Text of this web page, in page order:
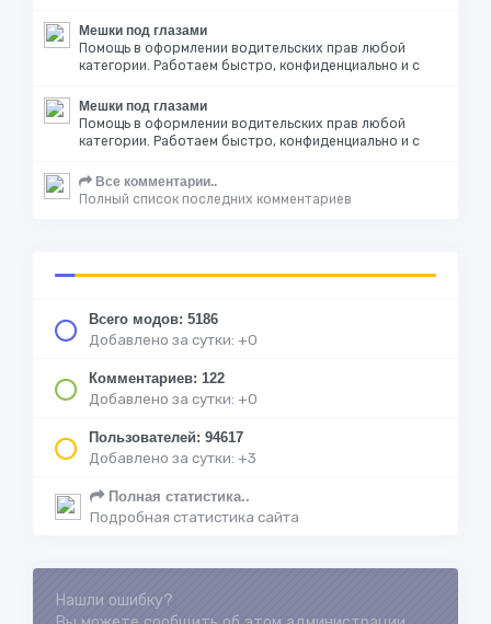
Мешки под глазами
Помощь в оформлении водительских прав любой
категории. Работаем быстро, конфиденциально и с
Мешки под глазами
Помощь в оформлении водительских прав любой
категории. Работаем быстро, конфиденциально и с
Все комментарии..
Полный список последних комментариев
Всего модов: 5186
Добавлено за сутки: +0
Комментариев: 122
Добавлено за сутки: +0
Пользователей: 94617
Добавлено за сутки: +3
Полная статистика..
Подробная статистика сайта
Нашли ошибку?